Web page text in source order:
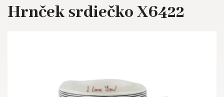
Hrnček srdiečko X6422